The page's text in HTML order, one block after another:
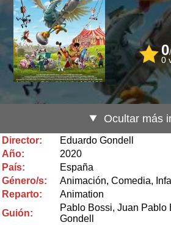
0/
0
Ocultar más
Director:
Eduardo Gondell
Año:
2020
País:
España
Género/s:
Animación, Comedia,
Reparto:
Animation
Guión:
Pablo Bossi, Juan Pablo
Gondell